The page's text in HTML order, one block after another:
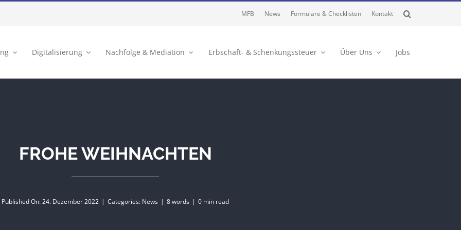
MFB News Formulare & Checklisten Kontakt
Digitalisierung Nachfolge & Mediation Erbschaft- & Schenkungssteuer Über Uns Jobs
FROHE WEIHNACHTEN
Published On: 24. Dezember 2022 | Categories: News | 8 words | 0 min read